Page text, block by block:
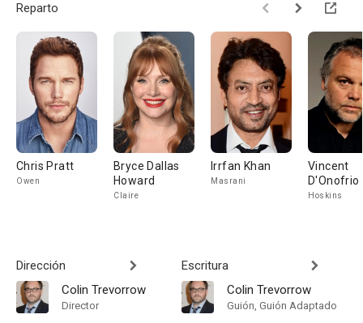
Reparto
Chris Pratt
Owen
Bryce Dallas
Howard
Claire
Irrfan Khan
Masrani
Vincent
D'Onofrio
Hoskins
Dirección
Colin Trevorrow
Director
Escritura
Colin Trevorrow
Guión, Guión Adaptado